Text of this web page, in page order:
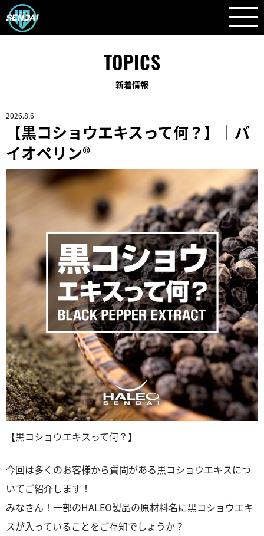
TOPICS
新着情報
2026.8.6
【黒コショウエキスって何？】｜バ
イオペリン®
【黒コショウエキスって何？】
今回は多くのお客様から質問がある黒コショウエキスにつ
いてご紹介します！
みなさん！一部のHALEO製品の原材料名に黒コショウエキ
スが入っていることをご存知でしょうか？